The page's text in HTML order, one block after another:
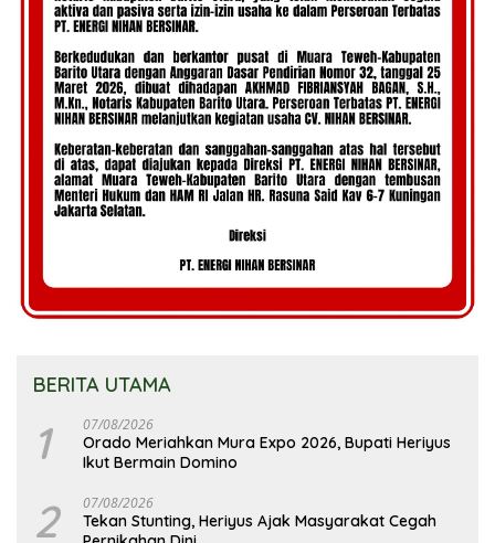
BERITA UTAMA
1 07/08/2026
Orado Meriahkan Mura Expo 2026, Bupati Heriyus
Ikut Bermain Domino
2 07/08/2026
Tekan Stunting, Heriyus Ajak Masyarakat Cegah